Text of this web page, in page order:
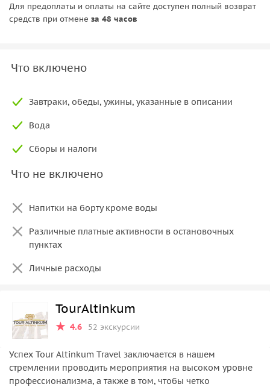
Для предоплаты и оплаты на сайте доступен полный возврат
средств при отмене за 48 часов
Что включено
Завтраки, обеды, ужины, указанные в описании
Вода
Сборы и налоги
Что не включено
Напитки на борту кроме воды
Различные платные активности в остановочных
пунктах
Личные расходы
TourAltinkum
4.6 52 экскурсии
Успех Tour Altinkum Travel заключается в нашем
стремлении проводить мероприятия на высоком уровне
профессионализма, а также в том, чтобы четко